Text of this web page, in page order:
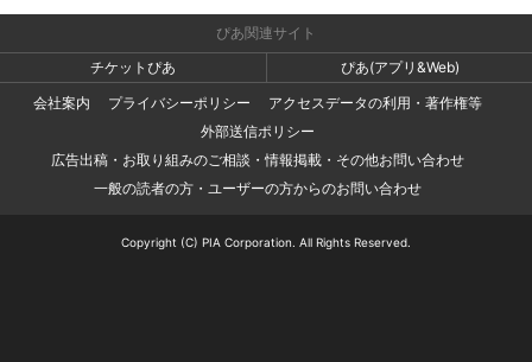
ぴあ関連サイト
チケットぴあ
ぴあ(アプリ&Web)
会社案内
プライバシーポリシー
アクセスデータの利用・著作権等
外部送信ポリシー
広告出稿・お取り組みのご相談・情報掲載・その他お問い合わせ
一般の読者の方・ユーザーの方からのお問い合わせ
Copyright (C) PIA Corporation. All Rights Reserved.